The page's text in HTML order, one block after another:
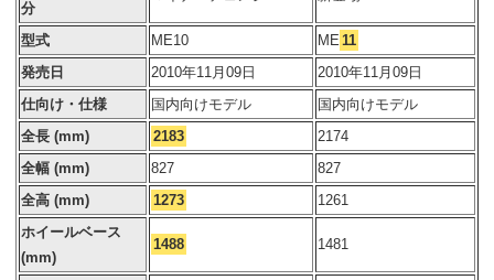
分
型式 ME10 ME 11
発売日
2010年11月09日
2010年11月09日
仕向け・仕様
国内向けモデル
国内向けモデル
全長 (mm)
2183
2174
全幅 (mm)
827
827
全高 (mm)
1273
1261
ホイールベース
(mm)
1488 1481